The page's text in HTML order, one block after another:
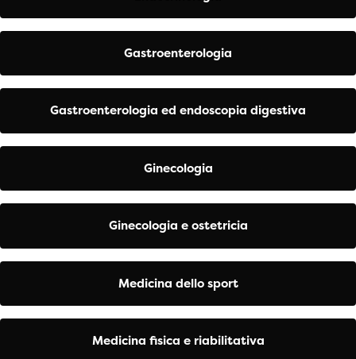
Gastroenterologia
Gastroenterologia ed endoscopia digestiva
Ginecologia
Ginecologia e ostetricia
Medicina dello sport
Medicina fisica e riabilitativa